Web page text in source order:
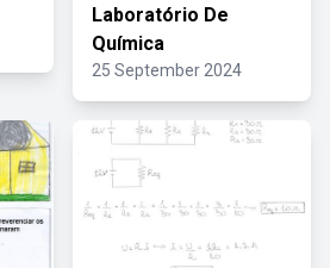
Laboratório De
Química
25 September 2024